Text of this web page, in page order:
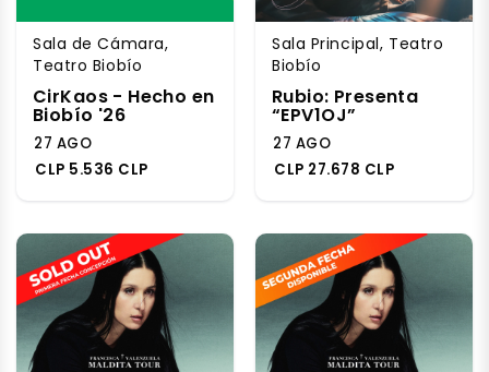
Sala de Cámara,
Teatro Biobío
CirKaos - Hecho en
Biobío '26
27 AGO
CLP 5.536 CLP
Sala Principal, Teatro
Biobío
Rubio: Presenta
“EPV1OJ”
27 AGO
CLP 27.678 CLP